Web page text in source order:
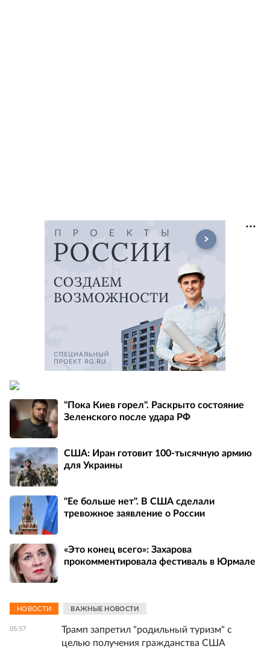
"Пока Киев горел". Раскрыто состояние
Зеленского после удара РФ
США: Иран готовит 100-тысячную армию
для Украины
"Ее больше нет". В США сделали
тревожное заявление о России
«Это конец всего»: Захарова
прокомментировала фестиваль в Юрмале
НОВОСТИ ВАЖНЫЕ НОВОСТИ
05:57
Трамп запретил "родильный туризм" с
целью получения гражданства США